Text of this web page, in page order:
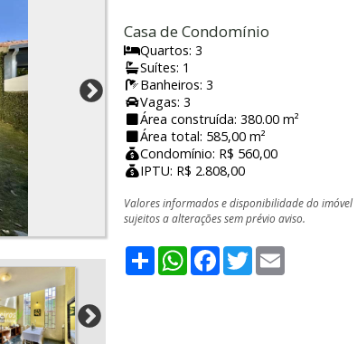
Casa de Condomínio
Quartos: 3
Suítes: 1
Banheiros: 3
Vagas: 3
Área construída: 380.00 m²
Área total: 585,00 m²
Condomínio: R$ 560,00
IPTU: R$ 2.808,00
Valores informados e disponibilidade do imóvel
sujeitos a alterações sem prévio aviso.
ShareWhatsApp
Facebook
Twitter